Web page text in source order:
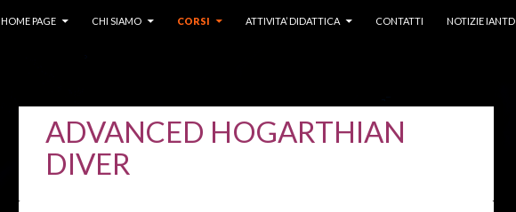
HOME PAGE
CHI SIAMO CORSI ATTIVITA’ DIDATTICA CONTATTI NOTIZIE IANTD
ADVANCED HOGARTHIAN
DIVER